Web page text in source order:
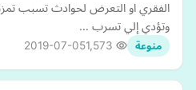
الفقري او التعرض لحوادث تسبب
وتؤدي إلي تسرب …
منوعة 2019-07-05